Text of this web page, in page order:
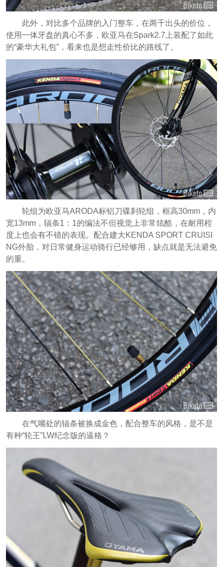
此外，对比多个品牌的入门整车，在两千出头的价位，
使用一体牙盘的真心不多，欧亚马在Spark2.7上装配了如此
的“豪华大礼包”，看来也是想走性价比的路线了。
轮组为欧亚马ARODA标铝刀碟刹轮组，框高30mm，内
宽13mm，辐条1：1的编法不但视觉上非常炫酷，在耐用程
度上也会有不错的表现。配合建大KENDA SPORT CRUISI
NG外胎，对日常健身运动骑行已经够用，缺点就是无法避免
的重。
在气嘴处的辐条被换成金色，配合整车的风格，是不是
有种“轮王”LW纪念版的逼格？